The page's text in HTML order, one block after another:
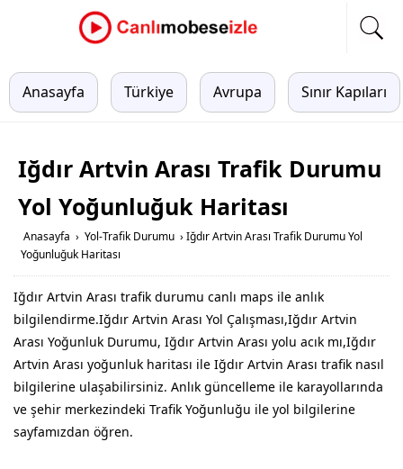
Anasayfa Türkiye Avrupa Sınır Kapıları
Iğdır Artvin Arası Trafik Durumu
Yol Yoğunluğuk Haritası
Anasayfa › Yol-Trafik Durumu › Iğdır Artvin Arası Trafik Durumu Yol
Yoğunluğuk Haritası
Iğdır Artvin Arası trafik durumu canlı maps ile anlık
bilgilendirme.Iğdır Artvin Arası Yol Çalışması,Iğdır Artvin
Arası Yoğunluk Durumu, Iğdır Artvin Arası yolu acık mı,Iğdır
Artvin Arası yoğunluk haritası ile Iğdır Artvin Arası trafik nasıl
bilgilerine ulaşabilirsiniz. Anlık güncelleme ile karayollarında
ve şehir merkezindeki Trafik Yoğunluğu ile yol bilgilerine
sayfamızdan öğren.